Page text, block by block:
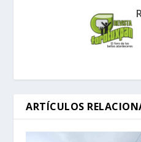
ARTÍCULOS